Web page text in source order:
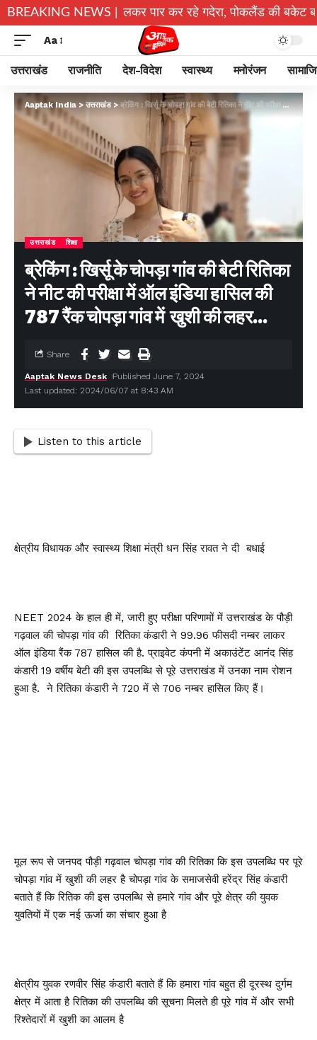
BREAKING NEWS |
जान जोखिम में डालकर पार कर रहे गदेरा, पोकलैंड की बकेट बनी सहारा
Aa
उत्तराखंड राजनीति देश-विदेश स्वास्थ्य मनोरंजन
Aaptak India >उत्तराखंड>ब्रेकिंग : खिर्सू के चोपड़ा गांव की बेटी रितिका ने नीट की परीक्षा में ऑल इंडिया हासिल की 787 रैंक चोपड़ा गांव में खुशी की लहर…
उत्तराखंड शिक्षा
ब्रेकिंग : खिर्सू के चोपड़ा गांव की बेटी रितिका
ने नीट की परीक्षा में ऑल इंडिया हासिल की
787 रैंक चोपड़ा गांव में खुशी की लहर…
Last updated: 2024/06/07 at 8:43 AM
Aaptak News Desk Published June 7, 2024
Share
Listen to this article
क्षेत्रीय विधायक और स्वास्थ्य शिक्षा मंत्री धन सिंह रावत ने दी बधाई
NEET 2024 के हाल ही में, जारी हुए परीक्षा परिणामों में उत्तराखंड के पौड़ी
गढ़वाल की चोपड़ा गांव की रितिका कंडारी ने 99.96 फीसदी नम्बर लाकर
ऑल इंडिया रैंक 787 हासिल की है. प्राइवेट कंपनी में अकाउंटेंट आनंद सिंह
कंडारी 19 वर्षीय बेटी की इस उपलब्धि से पूरे उत्तराखंड में उनका नाम रोशन
हुआ है. ने रितिका कंडारी ने 720 में से 706 नम्बर हासिल किए हैं।
मूल रूप से जनपद पौड़ी गढ़वाल चोपड़ा गांव की रितिका कि इस उपलब्धि पर पूरे
चोपड़ा गांव में खुशी की लहर है चोपड़ा गांव के समाजसेवी हरेंद्र सिंह कंडारी
बताते हैं कि रितिक की इस उपलब्धि से हमारे गांव और पूरे क्षेत्र की युवक
युवतियों में एक नई ऊर्जा का संचार हुआ है
क्षेत्रीय युवक रणवीर सिंह कंडारी बताते हैं कि हमारा गांव बहुत ही दूरस्थ दुर्गम
क्षेत्र में आता है रितिका की उपलब्धि की सूचना मिलते ही पूरे गांव में और सभी
रिश्तेदारों में खुशी का आलम है